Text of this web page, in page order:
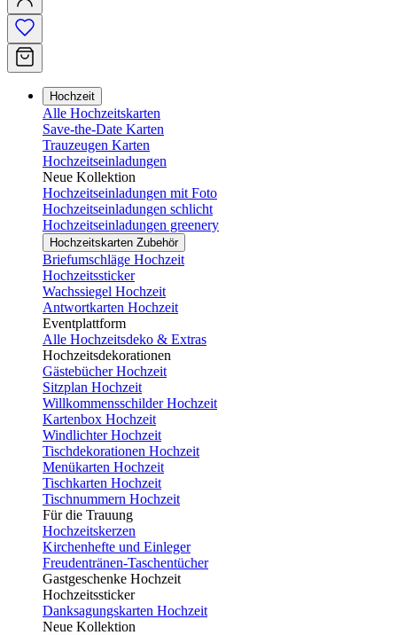
Hochzeit
Alle Hochzeitskarten
Save-the-Date Karten
Trauzeugen Karten
Hochzeitseinladungen
Neue Kollektion
Hochzeitseinladungen mit Foto
Hochzeitseinladungen schlicht
Hochzeitseinladungen greenery
Hochzeitskarten Zubehör
Briefumschläge Hochzeit
Hochzeitssticker
Wachssiegel Hochzeit
Antwortkarten Hochzeit
Eventplattform
Alle Hochzeitsdeko & Extras
Hochzeitsdekorationen
Gästebücher Hochzeit
Sitzplan Hochzeit
Willkommensschilder Hochzeit
Kartenbox Hochzeit
Windlichter Hochzeit
Tischdekorationen Hochzeit
Menükarten Hochzeit
Tischkarten Hochzeit
Tischnummern Hochzeit
Für die Trauung
Hochzeitskerzen
Kirchenhefte und Einleger
Freudentränen-Taschentücher
Gastgeschenke Hochzeit
Hochzeitssticker
Danksagungskarten Hochzeit
Neue Kollektion